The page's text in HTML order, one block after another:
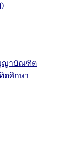
ญาบัณฑิต
ตศึกษา